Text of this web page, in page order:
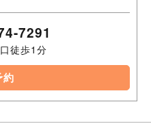
7291
徒歩1分
約